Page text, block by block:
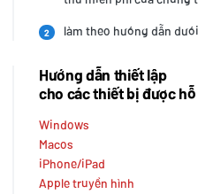
2 làm theo hướng dẫn
Hướng dẫn thiết lập
cho các thiết bị được
Windows
Macos
iPhone/iPad
Apple truyền hình